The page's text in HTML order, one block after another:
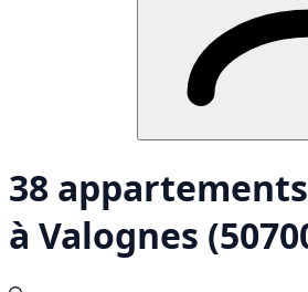
38
à Valognes